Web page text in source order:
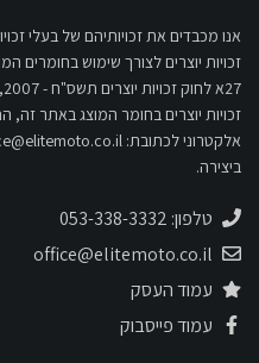
אנו מכבדים את זכויותיהם של בעלי
זכויות יוצרים לצורך שימוש
זכויות יוצרים בחומר המוצג באתר
אלקטרוני לכתובת:
ביצירה.
טלפון: 053-338-3332
office@elitemoto.co.il
עמוד העסק
עמוד פייסבוק